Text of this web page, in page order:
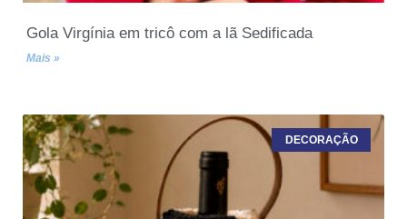
Gola Virgínia em tricô com a lã Sedificada
Mais »
DECORAÇÃO